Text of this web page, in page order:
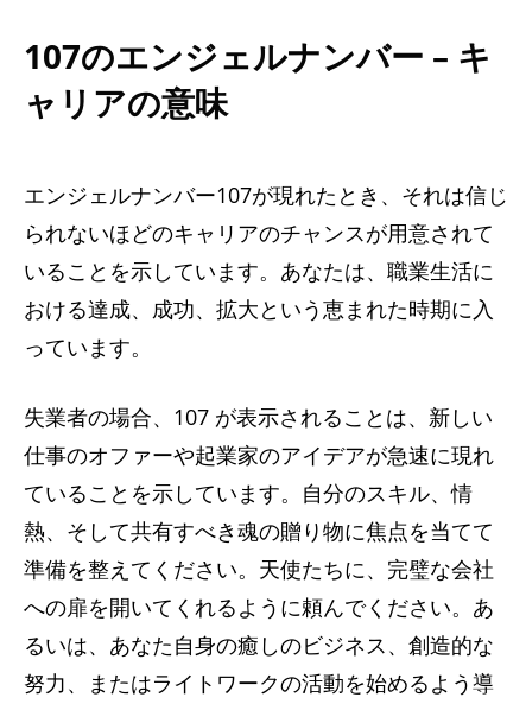
107のエンジェルナンバー – キ
ャリアの意味
エンジェルナンバー107が現れたとき、それは信じ
られないほどのキャリアのチャンスが用意されて
いることを示しています。あなたは、職業生活に
おける達成、成功、拡大という恵まれた時期に入
っています。
失業者の場合、107 が表示されることは、新しい
仕事のオファーや起業家のアイデアが急速に現れ
ていることを示しています。自分のスキル、情
熱、そして共有すべき魂の贈り物に焦点を当てて
準備を整えてください。天使たちに、完璧な会社
への扉を開いてくれるように頼んでください。あ
るいは、あなた自身の癒しのビジネス、創造的な
努力、またはライトワークの活動を始めるよう導